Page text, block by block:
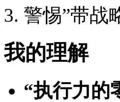
警惕”带
我的理解
“执行力的